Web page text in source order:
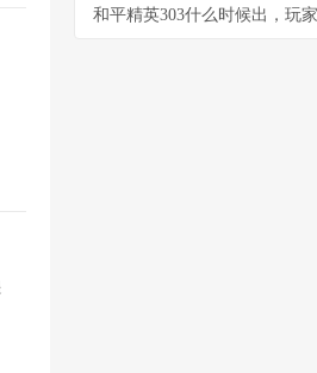
和平精英303什么时候出，玩